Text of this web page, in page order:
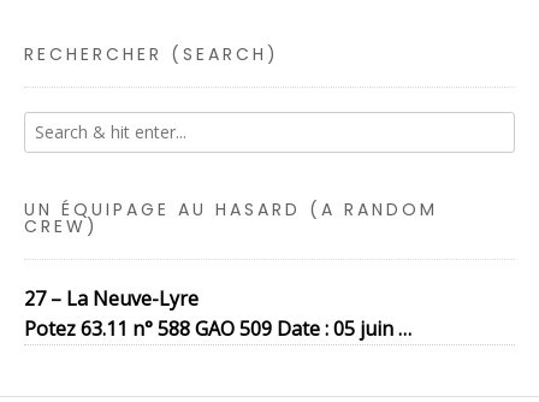
RECHERCHER (SEARCH)
UN ÉQUIPAGE AU HASARD (A RANDOM
CREW)
27 – La Neuve-Lyre
Potez 63.11 n° 588 GAO 509 Date : 05 juin …